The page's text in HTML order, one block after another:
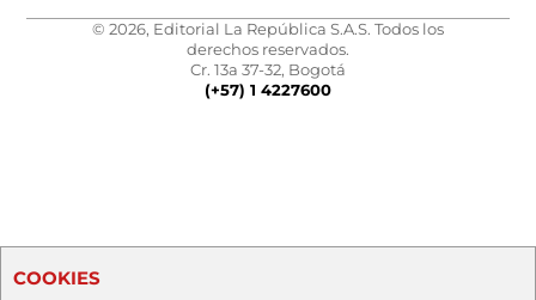
© 2026, Editorial La República S.A.S. Todos los
derechos reservados.
Cr. 13a 37-32, Bogotá
(+57) 1 4227600
COOKIES